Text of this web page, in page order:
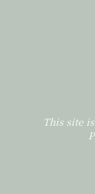
This site